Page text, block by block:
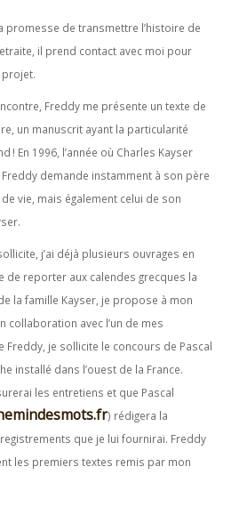
promesse de transmettre l’histoire de
il prend contact avec moi pour
projet.
Freddy me présente un texte de
un manuscrit ayant la particularité
! En 1996, l’année où Charles Kayser
demande instamment à son père
vie, mais également celui de son
j’ai déjà plusieurs ouvrages en
de reporter aux calendes grecques la
la famille Kayser, je propose à mon
collaboration avec l’un de mes
Freddy, je sollicite le concours de Pascal
installé dans l’ouest de la France.
les entretiens et que Pascal
) rédigera la
que je lui fournirai. Freddy
les premiers textes remis par mon